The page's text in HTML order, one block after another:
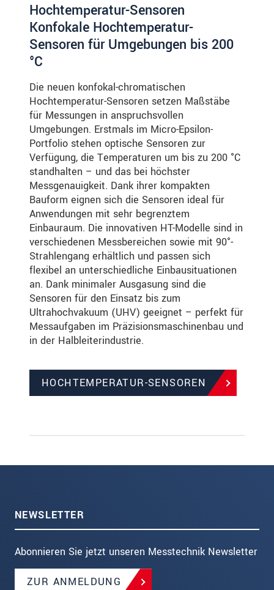
Hochtemperatur-Sensoren
Konfokale Hochtemperatur-
Sensoren für Umgebungen bis 200
°C
Die neuen konfokal-chromatischen
Hochtemperatur-Sensoren setzen Maßstäbe
für Messungen in anspruchsvollen
Umgebungen. Erstmals im Micro-Epsilon-
Portfolio stehen optische Sensoren zur
Verfügung, die Temperaturen um bis zu 200 °C
standhalten – und das bei höchster
Messgenauigkeit. Dank ihrer kompakten
Bauform eignen sich die Sensoren ideal für
Anwendungen mit sehr begrenztem
Einbauraum. Die innovativen HT-Modelle sind in
verschiedenen Messbereichen sowie mit 90°-
Strahlengang erhältlich und passen sich
flexibel an unterschiedliche Einbausituationen
an. Dank minimaler Ausgasung sind die
Sensoren für den Einsatz bis zum
Ultrahochvakuum (UHV) geeignet – perfekt für
Messaufgaben im Präzisionsmaschinenbau und
in der Halbleiterindustrie.
HOCHTEMPERATUR-SENSOREN
NEWSLETTER
Abonnieren Sie jetzt unseren Messtechnik Newsletter
ZUR ANMELDUNG